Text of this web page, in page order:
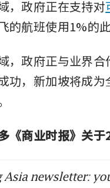
Budget 2026:
Budget 2026:
coming years
Budget 2026:
payment to ease
Budget 2026:
，政府正在支持对
的航班使用1%的此
，政府正与业界
功，新加坡将成
《商业时报》关
Asia newsletter: